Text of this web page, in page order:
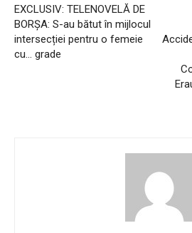
EXCLUSIV: TELENOVELĂ DE
BORȘA: S-au bătut în mijlocul
intersecției pentru o femeie
cu… grade